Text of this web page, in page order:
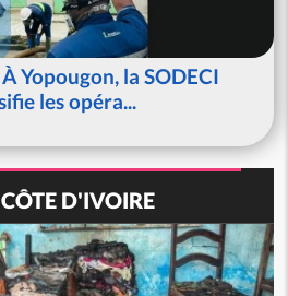
Yopougon, la SODECI
les opéra...
CÔTE D'IVOIRE